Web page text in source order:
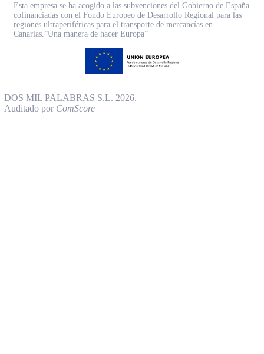
Esta empresa se ha acogido a las subvenciones del Gobierno de España
cofinanciadas con el Fondo Europeo de Desarrollo Regional para las
regiones ultraperiféricas para el transporte de mercancías en
Canarias.”Una manera de hacer Europa”
DOS MIL PALABRAS S.L. 2026.
Auditado por ComScore